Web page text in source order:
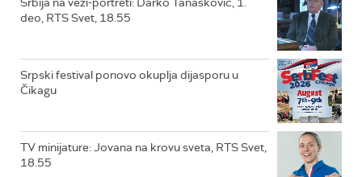
deo, RTS Svet, 18.55
Srpski festival ponovo okuplja dijasporu u
Čikagu
TV minijature: Jovana na krovu sveta, RTS Svet,
18.55